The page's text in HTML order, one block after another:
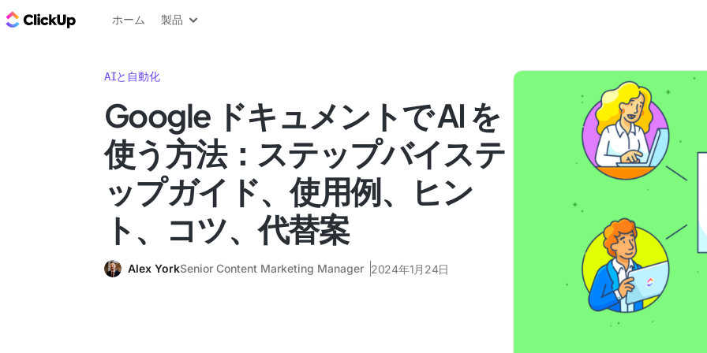
ClickUp ブログ
ホーム 製品
AIと自動化
Google ドキュメントで AI を
使う方法：ステップバイステ
ップガイド、使用例、ヒン
ト、コツ、代替案
Alex YorkSenior Content Marketing Manager 2024年1月24日